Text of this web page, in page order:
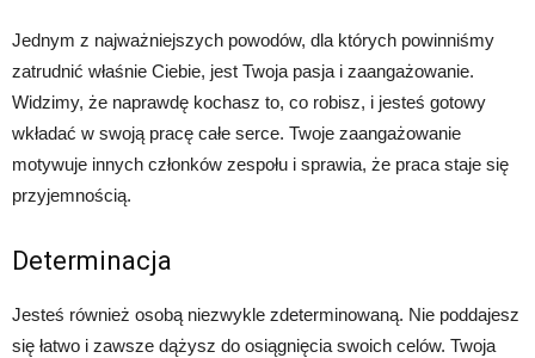
Jednym z najważniejszych powodów, dla których powinniśmy
zatrudnić właśnie Ciebie, jest Twoja pasja i zaangażowanie.
Widzimy, że naprawdę kochasz to, co robisz, i jesteś gotowy
wkładać w swoją pracę całe serce. Twoje zaangażowanie
motywuje innych członków zespołu i sprawia, że praca staje się
przyjemnością.
Determinacja
Jesteś również osobą niezwykle zdeterminowaną. Nie poddajesz
się łatwo i zawsze dążysz do osiągnięcia swoich celów. Twoja